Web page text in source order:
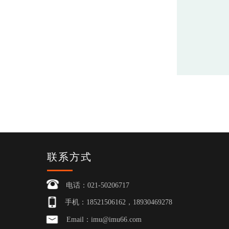
电话：021-50206717
手机：18521506162，18930469278
Email：imu@imu66.com
联系方式